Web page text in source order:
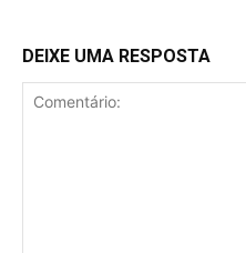
DEIXE UMA RESPOSTA